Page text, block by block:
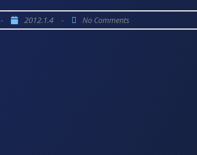
- 2012.1.4 - No Comments